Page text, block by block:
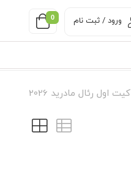
0 ورود / ثبت نام
کیت اول رئال مادرید 2026